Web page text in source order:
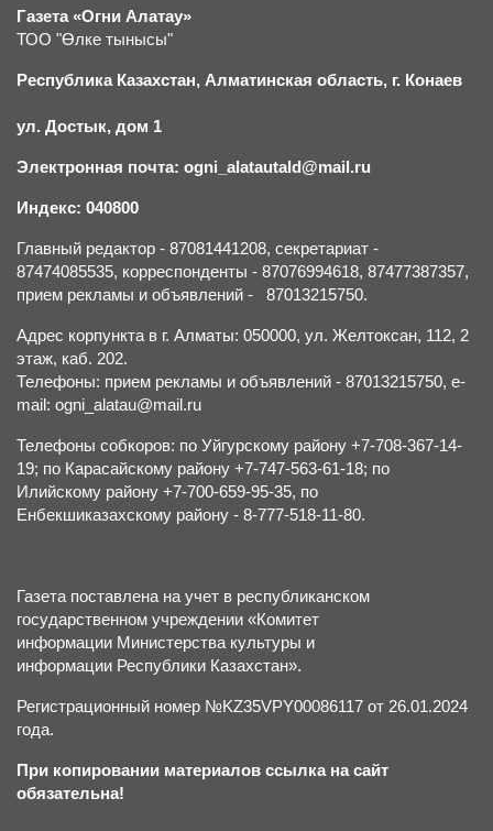
Газета «Огни Алатау»
ТОО "Өлке тынысы"
Республика Казахстан, Алматинская область, г. Конаев
ул. Достык, дом 1
Электронная почта: ogni_alatautald@mail.ru
Индекс: 040800
Главный редактор - 87081441208, секретариат -
87474085535, корреспонденты - 87076994618, 87477387357,
прием рекламы и объявлений - 87013215750.
Адрес корпункта в г. Алматы: 050000, ул. Желтоксан, 112, 2
этаж, каб. 202.
Телефоны: прием рекламы и объявлений - 87013215750, e-
mail: ogni_alatau@mail.ru
Телефоны собкоров: по Уйгурскому району +7-708-367-14-
19; по Карасайскому району +7-747-563-61-18; по
Илийскому району +7-700-659-95-35, по
Енбекшиказахскому району - 8-777-518-11-80.
Газета поставлена на учет в республиканском
государственном учреждении «Комитет
информации Министерства культуры и
информации Республики Казахстан».
Регистрационный номер №KZ35VPY00086117 от 26.01.2024
года.
При копировании материалов ссылка на сайт
обязательна!